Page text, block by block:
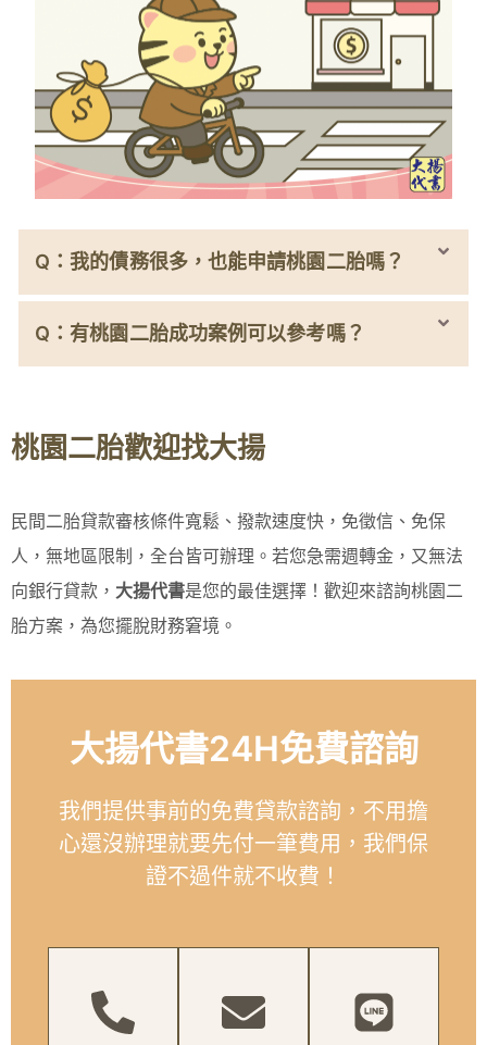
Q：我的債務很多，也能申請桃園二胎嗎？
Q：有桃園二胎成功案例可以參考嗎？
桃園二胎歡迎找大揚
民間二胎貸款審核條件寬鬆、撥款速度快，免徵信、免保
人，無地區限制，全台皆可辦理。若您急需週轉金，又無法
向銀行貸款， 大揚代書是您的最佳選擇！歡迎來諮詢桃園二
胎方案，為您擺脫財務窘境。
大揚代書24H免費諮詢
我們提供事前的免費貸款諮詢，不用擔
心還沒辦理就要先付一筆費用，我們保
證不過件就不收費！